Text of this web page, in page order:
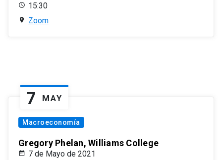
15:30
Zoom
7 MAY
Macroeconomía
Gregory Phelan, Williams College
7 de Mayo de 2021